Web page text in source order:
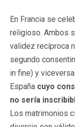
En Francia se
religioso. Ambos
validez recíproca
segundo
in fine) y
España cuyo
no sería
Los matrimonios